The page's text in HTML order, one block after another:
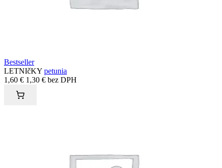
Bestseller
LETNIčKY petunia
1,60 € 1,30 € bez DPH